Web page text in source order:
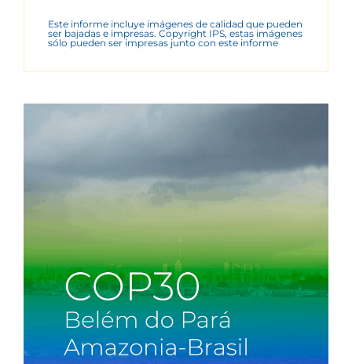
Este informe incluye imágenes de calidad que pueden
ser bajadas e impresas. Copyright IPS, estas imágenes
sólo pueden ser impresas junto con este informe